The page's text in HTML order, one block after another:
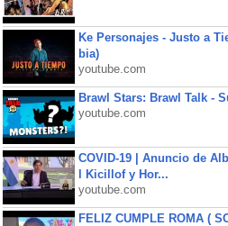
Ke Personajes - Justo a
bia)
youtube.com
Brawl Stars: Brawl Talk -
youtube.com
COVID-19 | Anuncio de
l Kicillof y Hor...
youtube.com
FELIZ CUMPLE ROMA (